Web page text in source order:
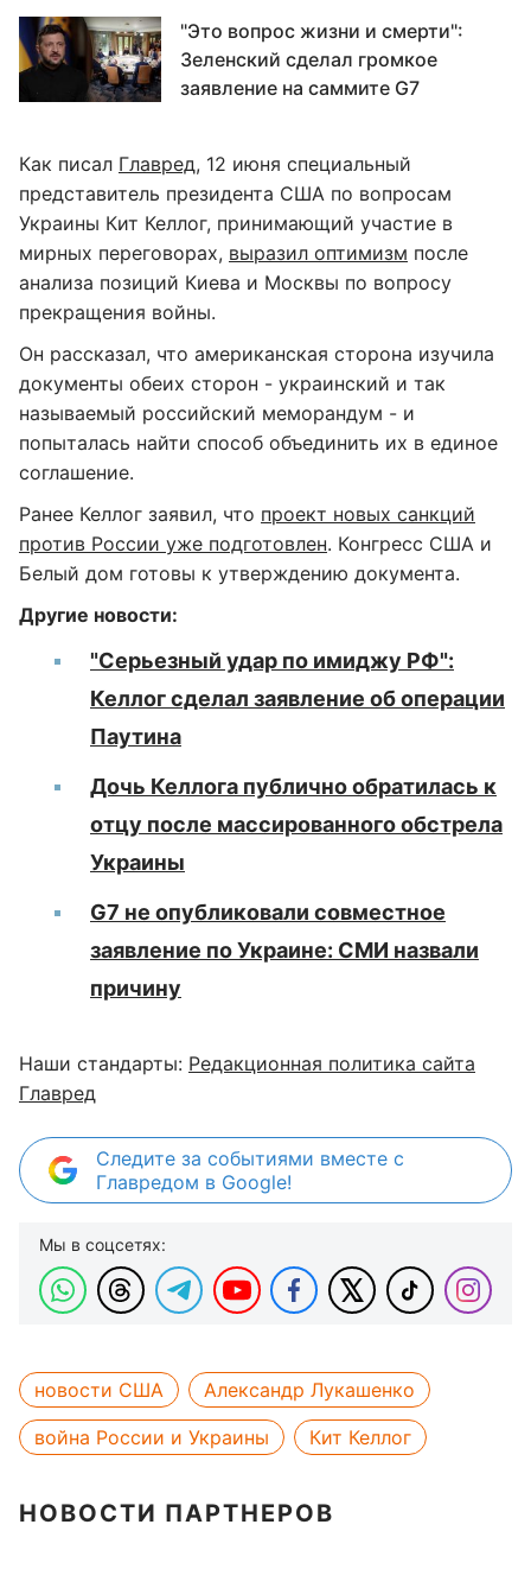
"Это вопрос жизни и смерти":
Зеленский сделал громкое
заявление на саммите G7
Как писал Главред, 12 июня специальный
представитель президента США по вопросам
Украины Кит Келлог, принимающий участие в
мирных переговорах, выразил оптимизм после
анализа позиций Киева и Москвы по вопросу
прекращения войны.
Он рассказал, что американская сторона изучила
документы обеих сторон - украинский и так
называемый российский меморандум - и
попыталась найти способ объединить их в единое
соглашение.
Ранее Келлог заявил, что проект новых санкций
против России уже подготовлен. Конгресс США и
Белый дом готовы к утверждению документа.
Другие новости:
"Серьезный удар по имиджу РФ":
Келлог сделал заявление об операции
Паутина
Дочь Келлога публично обратилась к
отцу после массированного обстрела
Украины
G7 не опубликовали совместное
заявление по Украине: СМИ назвали
причину
Наши стандарты: Редакционная политика сайта
Главред
Следите за событиями вместе с
Главредом в Google!
Мы в соцсетях:
новости США
Александр Лукашенко
война России и Украины
Кит Келлог
НОВОСТИ ПАРТНЕРОВ